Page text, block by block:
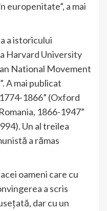
europenitate”, a mai
a istoricului
Harvard University
National Movement
A mai publicat
1866” (Oxford
1866-1947”
Un al treilea
a rămas
oameni care cu
a scris
dar cu un